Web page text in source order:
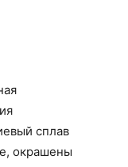
cплав
окрашены